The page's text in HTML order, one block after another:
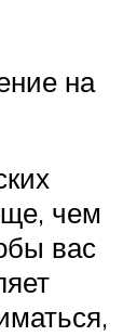
на
чем
вас